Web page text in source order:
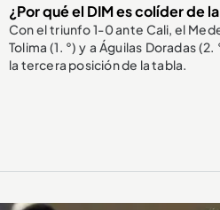
¿Por qué el DIM es colíder de
Con el triunfo 1-0 ante Cali, el
Tolima (1. °) y a Águilas Doradas
la tercera posición de la tabla.